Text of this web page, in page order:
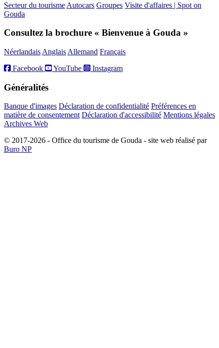
Secteur du tourisme Autocars Groupes Visite d'affaires | Spot on
Gouda
Consultez la brochure « Bienvenue à Gouda »
Néerlandais Anglais Allemand Français
Facebook
YouTube Instagram
Généralités
Banque d'images Déclaration de confidentialité Préférences en
matière de consentement Déclaration d'accessibilité Mentions légales
Archives Web
© 2017-2026 - Office du tourisme de Gouda - site web réalisé par
Buro NP